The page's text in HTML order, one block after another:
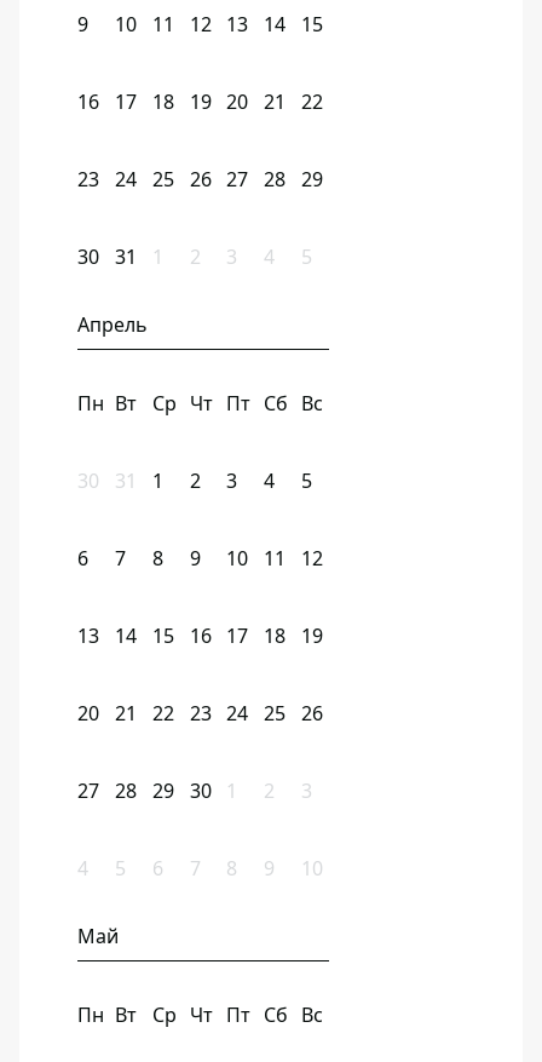
9 10 11 12 13 14 15
16 17 18 19 20 21 22
23 24 25 26 27 28 29
30 31 1 2 3 4 5
Апрель
Пн Вт Ср Чт Пт Сб Вс
30 31 1 2 3 4 5
6 7 8 9 10 11 12
13 14 15 16 17 18 19
20 21 22 23 24 25 26
27 28 29 30 1 2 3
4 5 6 7 8 9 10
Май
Пн Вт Ср Чт Пт Сб Вс